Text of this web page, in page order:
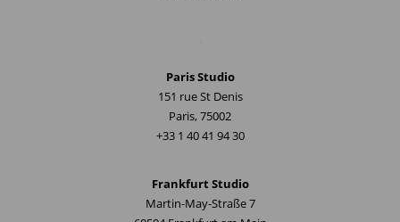
Paris Studio
151 rue St Denis
Paris, 75002
+33 1 40 41 94 30
Frankfurt Studio
Martin-May-Straße 7